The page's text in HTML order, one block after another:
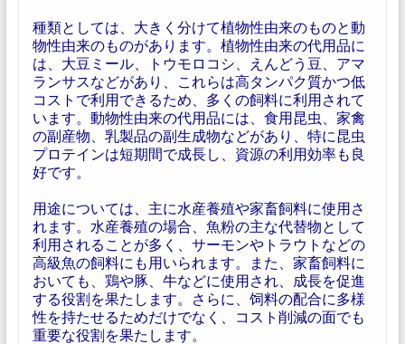
種類としては、大きく分けて植物性由来のものと動
物性由来のものがあります。植物性由来の代用品に
は、大豆ミール、トウモロコシ、えんどう豆、アマ
ランサスなどがあり、これらは高タンパク質かつ低
コストで利用できるため、多くの飼料に利用されて
います。動物性由来の代用品には、食用昆虫、家禽
の副産物、乳製品の副生成物などがあり、特に昆虫
プロテインは短期間で成長し、資源の利用効率も良
好です。
用途については、主に水産養殖や家畜飼料に使用さ
れます。水産養殖の場合、魚粉の主な代替物として
利用されることが多く、サーモンやトラウトなどの
高級魚の飼料にも用いられます。また、家畜飼料に
おいても、鶏や豚、牛などに使用され、成長を促進
する役割を果たします。さらに、饲料の配合に多様
性を持たせるためだけでなく、コスト削減の面でも
重要な役割を果たします。